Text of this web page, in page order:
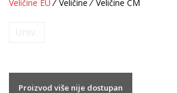
Veličine EU Veličine Veličine CM
Proizvod više nije dostupan